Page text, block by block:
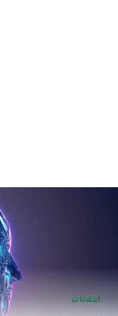
اعلانات